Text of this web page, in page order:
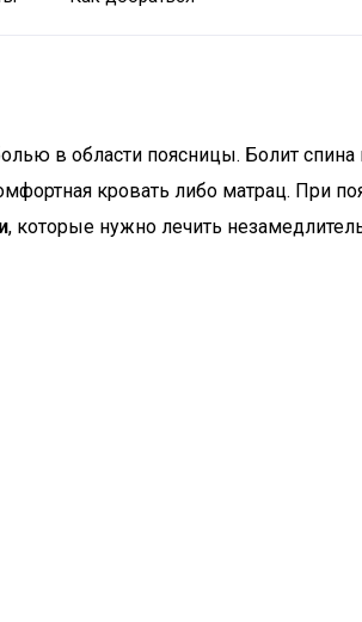
в области поясницы. Болит
кровать либо матрац. При
, которые нужно лечить